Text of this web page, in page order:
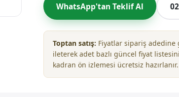
WhatsApp'tan Teklif Al
Toptan satış: Fiyatlar sipariş
ileterek adet bazlı güncel fiyat
kadran ön izlemesi ücretsiz hazırlanır.